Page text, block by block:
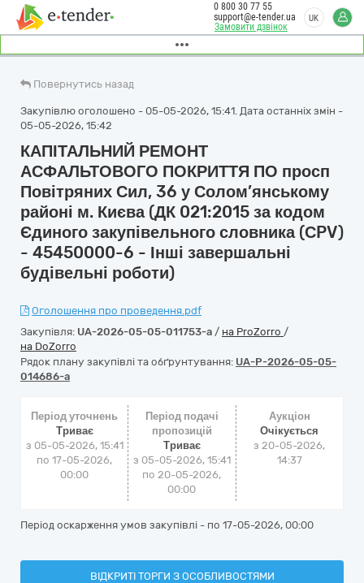
Замовити дзвінок
0 800 30 77 55
support@e-tender.ua
UK
Повернутись назад
Закупівлю оголошено - 05-05-2026, 15:41. Дата останніх змін -
05-05-2026, 15:42
КАПІТАЛЬНИЙ РЕМОНТ
АСФАЛЬТОВОГО ПОКРИТТЯ ПО просп
Повітряних Сил, 36 у Солом’янському
районі м. Києва (ДК 021:2015 за кодом
Єдиного закупівельного словника (СPV)
- 45450000-6 - Інші завершальні
будівельні роботи)
Оголошення про проведення.pdf
Закупівля: UA-2026-05-05-011753-a / на ProZorro /
на DoZorro
Рядок плану закупівлі та обґрунтування: UA-P-2026-05-05-
014686-a
Період уточнень
Триває
з 05-05-2026, 15:41
по 17-05-2026,
00:00
Період подачі
пропозицій
Триває
з 05-05-2026, 15:41
по 20-05-2026,
00:00
Аукціон
Очікується
з20-05-2026,
14:37
Період оскарження умов закупівлі - по 17-05-2026, 00:00
ВІДКРИТІ ТОРГИ З ОСОБЛИВОСТЯМИ